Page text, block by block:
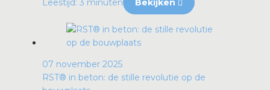
Leestijd: 3 minuten Bekijken
07 november 2025
RST® in beton: de stille revolutie op de